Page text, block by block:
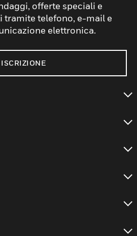
offerte speciali e
tramite telefono, e-mail e
elettronica.
ISCRIZIONE